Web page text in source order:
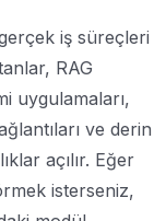
iş süreçleri
RAG
uygulamaları,
ve derin
açılır. Eğer
isterseniz,